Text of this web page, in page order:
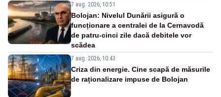
7 aug. 2026, 10:51
Bolojan: Nivelul Dunării asigură o
funcționare a centralei de la Cernavodă
de patru-cinci zile dacă debitele vor
scădea
7 aug. 2026, 10:43
Criza din energie. Cine scapă de măsurile
de raționalizare impuse de Bolojan